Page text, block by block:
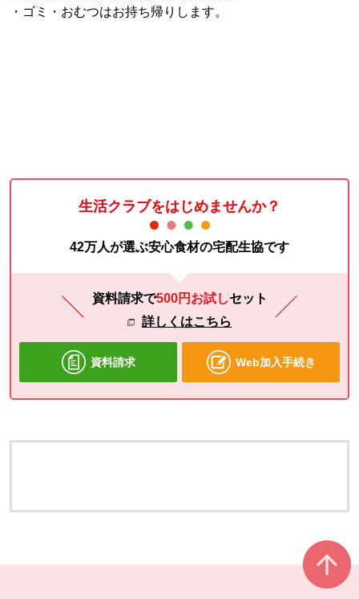
・ゴミ・おむつはお持ち帰りします。
生活クラブをはじめませんか？
42万人が選ぶ安心食材の宅配生協です
資料請求で500円お試しセット
詳しくはこちら
資料請求 Web加入手続き